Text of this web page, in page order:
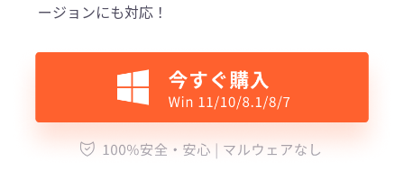
ージョンにも対応！